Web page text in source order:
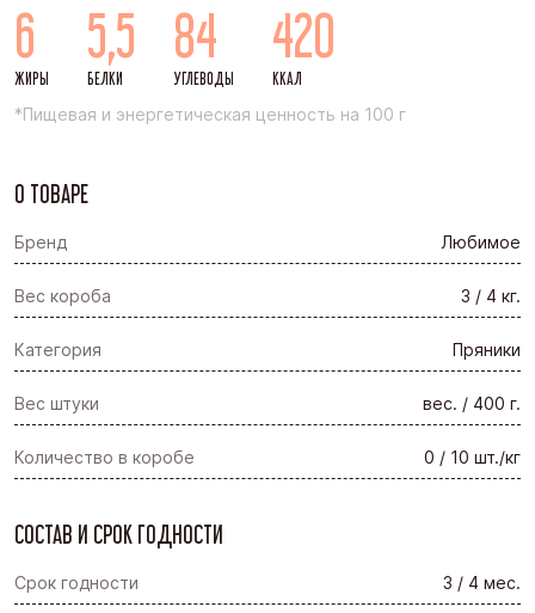
6
ЖИРЫ
5,5
БЕЛКИ
84
УГЛЕВОДЫ
420
ККАЛ
*Пищевая и энергетическая ценность на 100 г
О ТОВАРЕ
Бренд Любимое
Вес короба 3 / 4 кг.
Категория Пряники
Вес штуки вес. / 400 г.
Количество в коробе 0 / 10 шт./кг
СОСТАВ И СРОК ГОДНОСТИ
Срок годности 3 / 4 мес.